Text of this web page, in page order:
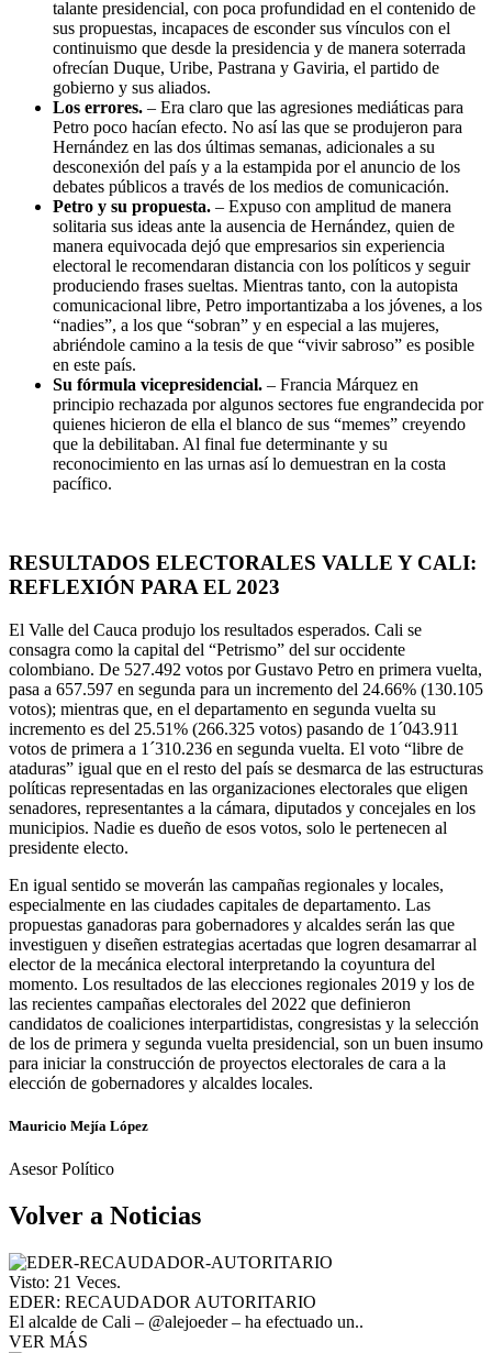
talante presidencial, con poca profundidad en el contenido de
sus propuestas, incapaces de esconder sus vínculos con el
continuismo que desde la presidencia y de manera soterrada
ofrecían Duque, Uribe, Pastrana y Gaviria, el partido de
gobierno y sus aliados.
Los errores. – Era claro que las agresiones mediáticas para
Petro poco hacían efecto. No así las que se produjeron para
Hernández en las dos últimas semanas, adicionales a su
desconexión del país y a la estampida por el anuncio de los
debates públicos a través de los medios de comunicación.
Petro y su propuesta. – Expuso con amplitud de manera
solitaria sus ideas ante la ausencia de Hernández, quien de
manera equivocada dejó que empresarios sin experiencia
electoral le recomendaran distancia con los políticos y seguir
produciendo frases sueltas. Mientras tanto, con la autopista
comunicacional libre, Petro importantizaba a los jóvenes, a los
“nadies”, a los que “sobran” y en especial a las mujeres,
abriéndole camino a la tesis de que “vivir sabroso” es posible
en este país.
Su fórmula vicepresidencial. – Francia Márquez en
principio rechazada por algunos sectores fue engrandecida por
quienes hicieron de ella el blanco de sus “memes” creyendo
que la debilitaban. Al final fue determinante y su
reconocimiento en las urnas así lo demuestran en la costa
pacífico.
RESULTADOS ELECTORALES VALLE Y CALI:
REFLEXIÓN PARA EL 2023
El Valle del Cauca produjo los resultados esperados. Cali se
consagra como la capital del “Petrismo” del sur occidente
colombiano. De 527.492 votos por Gustavo Petro en primera vuelta,
pasa a 657.597 en segunda para un incremento del 24.66% (130.105
votos); mientras que, en el departamento en segunda vuelta su
incremento es del 25.51% (266.325 votos) pasando de 1´043.911
votos de primera a 1´310.236 en segunda vuelta. El voto “libre de
ataduras” igual que en el resto del país se desmarca de las estructuras
políticas representadas en las organizaciones electorales que eligen
senadores, representantes a la cámara, diputados y concejales en los
municipios. Nadie es dueño de esos votos, solo le pertenecen al
presidente electo.
En igual sentido se moverán las campañas regionales y locales,
especialmente en las ciudades capitales de departamento. Las
propuestas ganadoras para gobernadores y alcaldes serán las que
investiguen y diseñen estrategias acertadas que logren desamarrar al
elector de la mecánica electoral interpretando la coyuntura del
momento. Los resultados de las elecciones regionales 2019 y los de
las recientes campañas electorales del 2022 que definieron
candidatos de coaliciones interpartidistas, congresistas y la selección
de los de primera y segunda vuelta presidencial, son un buen insumo
para iniciar la construcción de proyectos electorales de cara a la
elección de gobernadores y alcaldes locales.
Mauricio Mejía López
Asesor Político
Volver a Noticias
Visto: 21 Veces.
EDER: RECAUDADOR AUTORITARIO
El alcalde de Cali – @alejoeder – ha efectuado un..
VER MÁS